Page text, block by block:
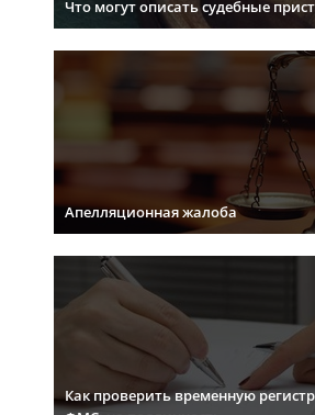
Что могут описать судебные
Апелляционная жалоба
Как проверить временную